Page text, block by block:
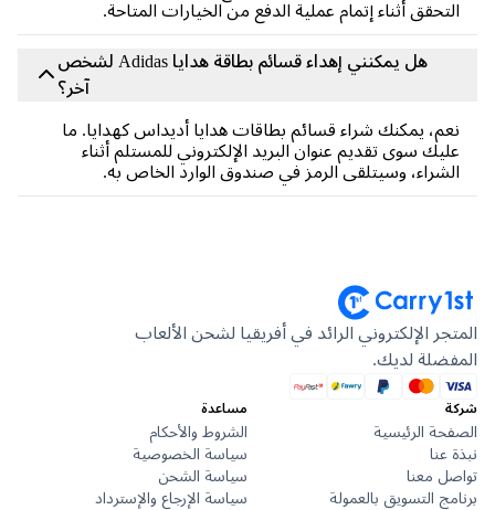
أثناء إتمام عملية الدفع من الخيارات المتاحة.
هل يمكنني إهداء قسائم بطاقة هدايا Adidas لشخص
يمكنك شراء قسائم بطاقات هدايا أديداس كهدايا. ما
سوى تقديم عنوان البريد الإلكتروني للمستلم أثناء
وسيتلقى الرمز في صندوق الوارد الخاص به.
الإلكتروني الرائد في أفريقيا لشحن الألعاب
لديك.
الرئيسية
معنا
التسويق بالعمولة
مساعدة
الشروط والأحكام
سياسة الخصوصية
سياسة الشحن
سياسة الإرجاع والإسترداد